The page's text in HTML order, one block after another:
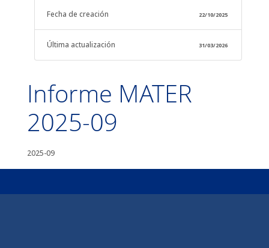
Fecha de creación 22/10/2025
Última actualización 31/03/2026
Informe MATER
2025-09
2025-09